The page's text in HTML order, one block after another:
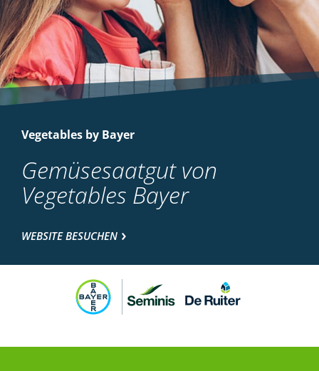
Vegetables by Bayer
Gemüsesaatgut von
Vegetables Bayer
WEBSITE BESUCHEN